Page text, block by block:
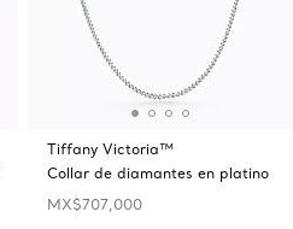
Tiffany Victoria™
Collar de diamantes en platino
MX$707,000